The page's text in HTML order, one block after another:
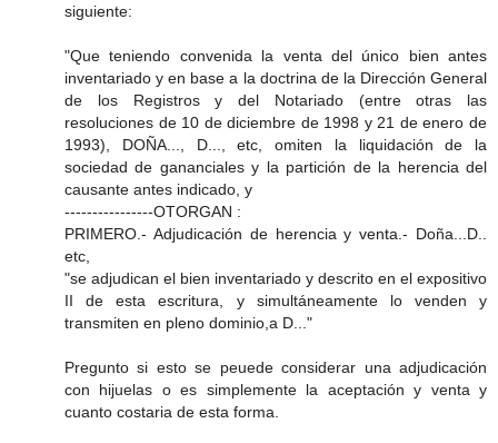
siguiente:
"Que teniendo convenida la venta del único bien antes
inventariado y en base a la doctrina de la Dirección General
de los Registros y del Notariado (entre otras las
resoluciones de 10 de diciembre de 1998 y 21 de enero de
1993), DOÑA..., D..., etc, omiten la liquidación de la
sociedad de gananciales y la partición de la herencia del
causante antes indicado, y
----------------OTORGAN :
PRIMERO.- Adjudicación de herencia y venta.- Doña...D..
etc,
"se adjudican el bien inventariado y descrito en el expositivo
II de esta escritura, y simultáneamente lo venden y
transmiten en pleno dominio,a D..."
Pregunto si esto se peuede considerar una adjudicación
con hijuelas o es simplemente la aceptación y venta y
cuanto costaria de esta forma.